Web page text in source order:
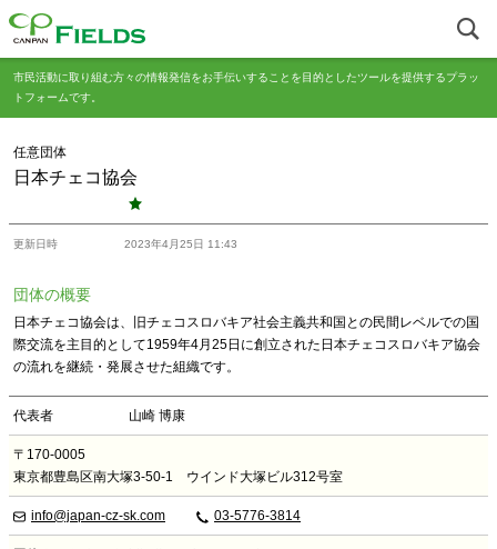
市民活動に取り組む方々の情報発信をお手伝いすることを目的としたツールを提供するプラッ
トフォームです。
任意団体
日本チェコ協会
更新日時 2023年4月25日 11:43
団体の概要
日本チェコ協会は、旧チェコスロバキア社会主義共和国との民間レベルでの国
際交流を主目的として1959年4月25日に創立された日本チェコスロバキア協会
の流れを継続・発展させた組織です。
代表者 山崎 博康
〒170-0005
東京都豊島区南大塚3-50-1 ウインド大塚ビル312号室
info@japan-cz-sk.com 03-5776-3814